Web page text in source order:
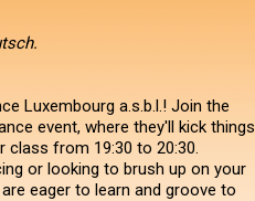
Luxembourg a.s.b.l.! Join the
event, where they'll kick things
class from 19:30 to 20:30.
or looking to brush up on your
eager to learn and groove to